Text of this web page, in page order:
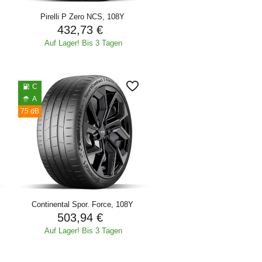
Pirelli P Zero NCS, 108Y
432,73 €
Auf Lager! Bis 3 Tagen
C
A
75 dB
Continental Spor. Force, 108Y
503,94 €
Auf Lager! Bis 3 Tagen